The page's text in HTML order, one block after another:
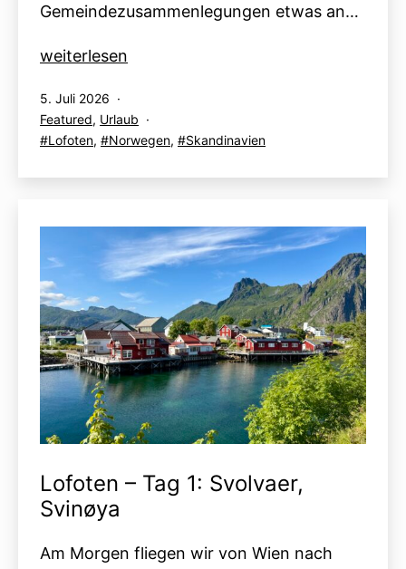
Gemeindezusammenlegungen etwas an…
Lofoten
Tag
2:
SKREI:
Silent
Cruise
zum
Trollfjord
weiterlesen
Veröffentlicht
am
5. Juli 2026
Kategorisiert
als
Featured, Urlaub
Verschlagwortet
Lofoten, Norwegen, Skandinavien
Lofoten – Tag 1: Svolvaer,
Svinøya
Am Morgen fliegen wir von Wien nach